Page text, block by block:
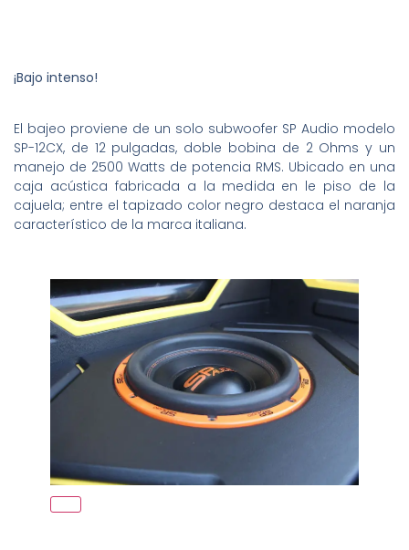
¡Bajo intenso!
El bajeo proviene de un solo subwoofer SP Audio modelo
SP-12CX, de 12 pulgadas, doble bobina de 2 Ohms y un
manejo de 2500 Watts de potencia RMS. Ubicado en una
caja acústica fabricada a la medida en le piso de la
cajuela; entre el tapizado color negro destaca el naranja
característico de la marca italiana.